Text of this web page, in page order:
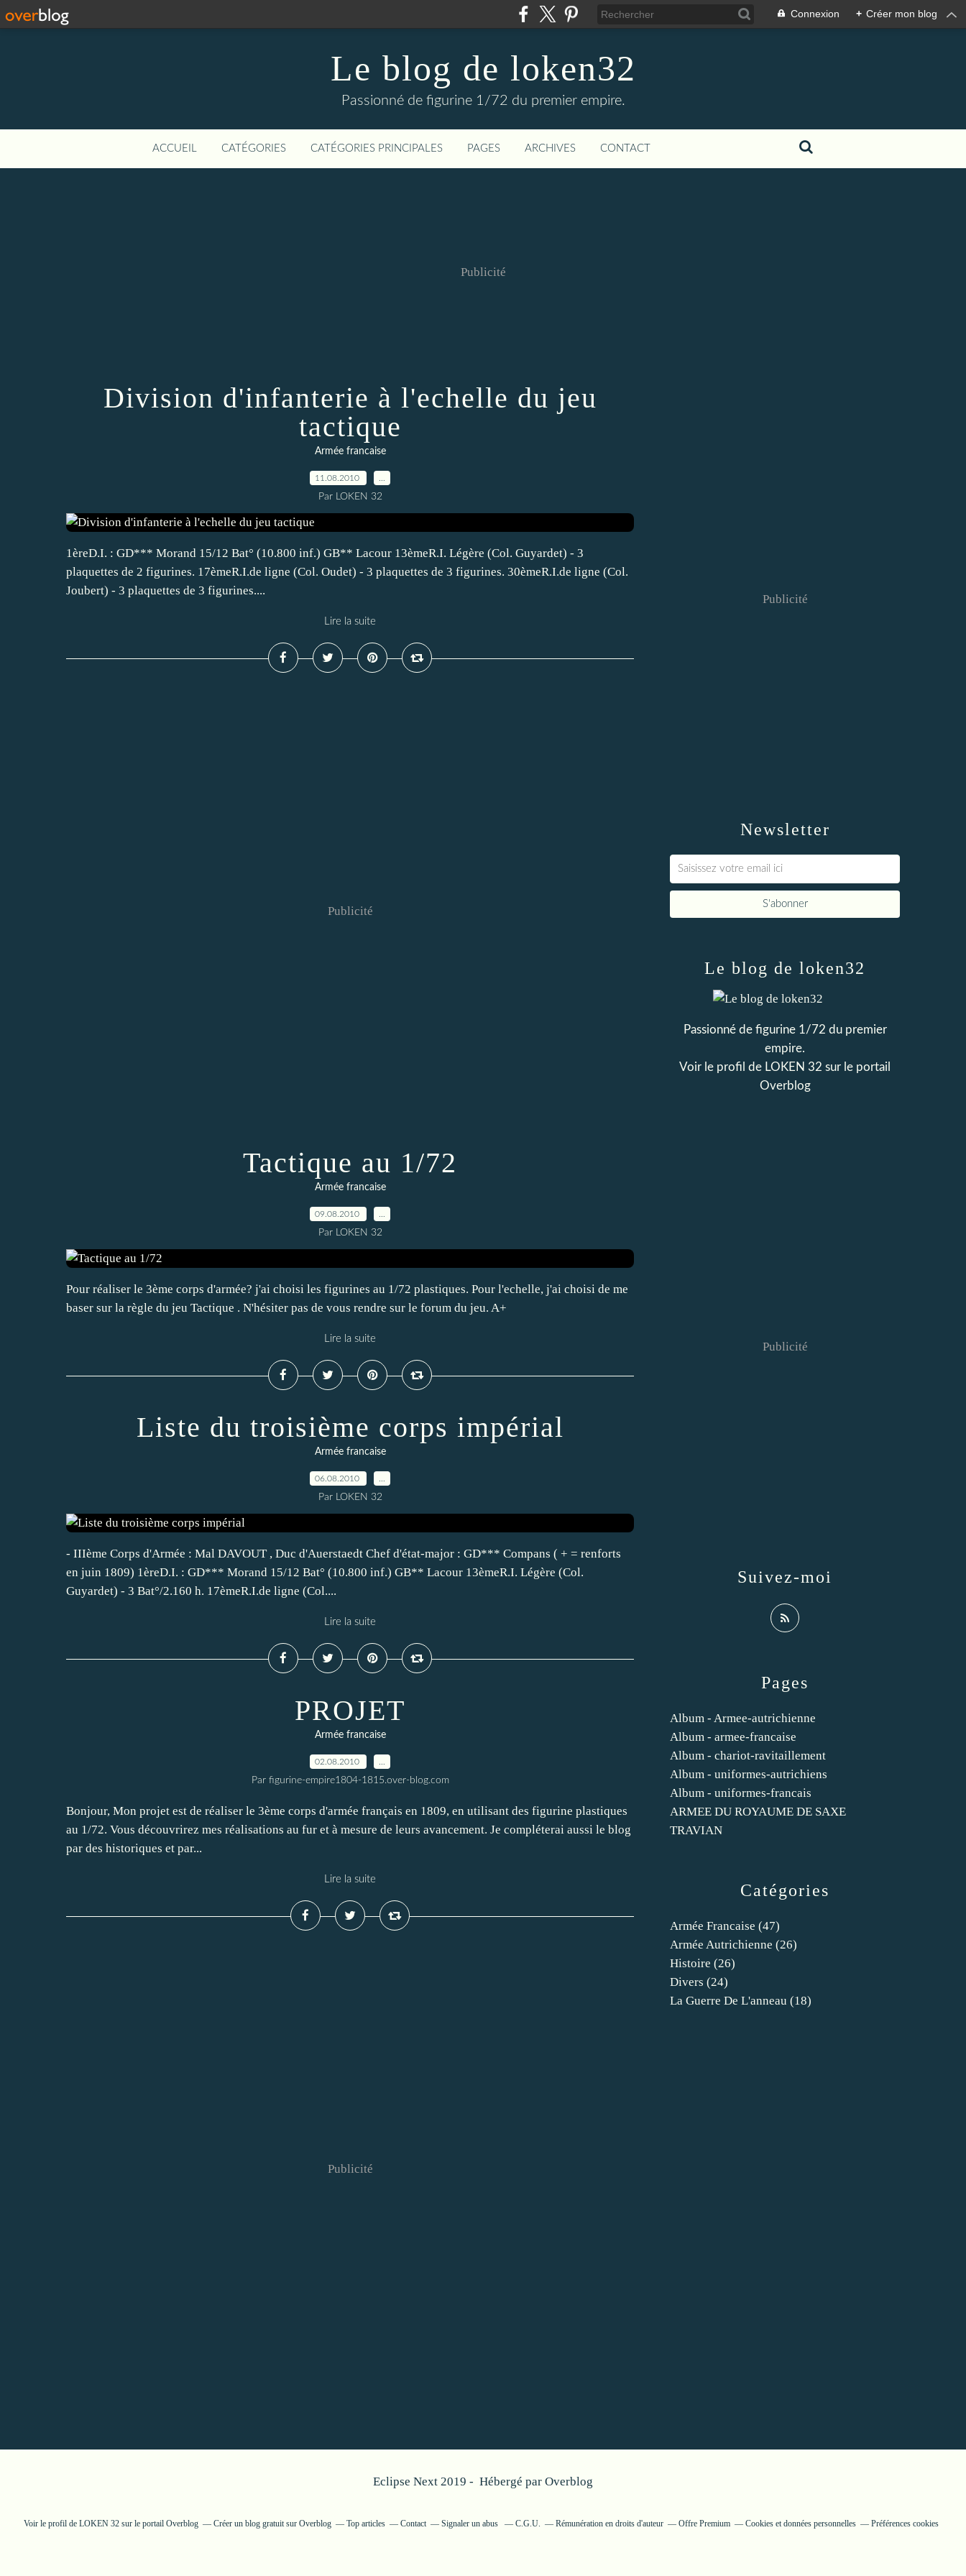
Connexion + Créer mon blog
Le blog de loken32
Passionné de figurine 1/72 du premier empire.
ACCUEIL CATÉGORIES CATÉGORIES PRINCIPALES PAGES ARCHIVES CONTACT
Publicité
Division d'infanterie à l'echelle du jeu
tactique
Armée francaise
11.08.2010
Par LOKEN 32
1èreD.I. : GD*** Morand 15/12 Bat° (10.800 inf.) GB** Lacour 13èmeR.I. Légère (Col. Guyardet) - 3
plaquettes de 2 figurines. 17èmeR.I.de ligne (Col. Oudet) - 3 plaquettes de 3 figurines. 30èmeR.I.de ligne (Col.
Joubert) - 3 plaquettes de 3 figurines....
Lire la suite
Publicité
Tactique au 1/72
Armée francaise
09.08.2010
Par LOKEN 32
Pour réaliser le 3ème corps d'armée? j'ai choisi les figurines au 1/72 plastiques. Pour l'echelle, j'ai choisi de me
baser sur la règle du jeu Tactique . N'hésiter pas de vous rendre sur le forum du jeu. A+
Lire la suite
Liste du troisième corps impérial
Armée francaise
06.08.2010
Par LOKEN 32
- IIIème Corps d'Armée : Mal DAVOUT , Duc d'Auerstaedt Chef d'état-major : GD*** Compans ( + = renforts
en juin 1809) 1èreD.I. : GD*** Morand 15/12 Bat° (10.800 inf.) GB** Lacour 13èmeR.I. Légère (Col.
Guyardet) - 3 Bat°/2.160 h. 17èmeR.I.de ligne (Col....
Lire la suite
PROJET
Armée francaise
02.08.2010
Par figurine-empire1804-1815.over-blog.com
Bonjour, Mon projet est de réaliser le 3ème corps d'armée français en 1809, en utilisant des figurine plastiques
au 1/72. Vous découvrirez mes réalisations au fur et à mesure de leurs avancement. Je compléterai aussi le blog
par des historiques et par...
Lire la suite
Publicité
Newsletter
Publicité
Catégories
Armée Francaise (47)
Armée Autrichienne (26)
Histoire (26)
Divers (24)
La Guerre De L'anneau (18)
Pages
Album - Armee-autrichienne
Album - armee-francaise
Album - chariot-ravitaillement
Album - uniformes-autrichiens
Album - uniformes-francais
ARMEE DU ROYAUME DE SAXE
TRAVIAN
Le blog de loken32
Passionné de figurine 1/72 du premier
empire.
Voir le profil de LOKEN 32 sur le portail
Overblog
Suivez-moi
Publicité
Eclipse Next 2019 - Hébergé par Overblog
Voir le profil de LOKEN 32sur le portail Overblog Créer un blog gratuit sur Overblog Top articles Contact Signaler un abus C.G.U. Rémunération en droits d'auteur Offre Premium Cookies et données personnelles Préférences cookies